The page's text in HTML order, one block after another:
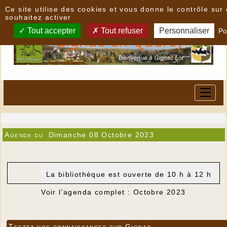
Agenda du Dimanche 08 Octobre 2023
La bibliothèque est ouverte de 10 h à 12 h
Voir l'agenda complet : Octobre 2023
Ce site utilise des cookies et vous donne le contrôle sur
souhaitez activer
Tout accepter Tout refuser Personnaliser